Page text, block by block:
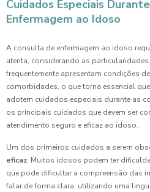
Cuidados Especiais
Enfermagem ao Idoso
A consulta de enfermagem ao idoso
atenta, considerando as
frequentemente apresentam condições
comorbidades, o que torna essencial
adotem cuidados especiais durante as
os principais cuidados que devem ser
atendimento seguro e eficaz ao idoso.
Um dos primeiros cuidados a serem
eficaz. Muitos idosos podem ter
que pode dificultar a compreensão das
falar de forma clara, utilizando uma